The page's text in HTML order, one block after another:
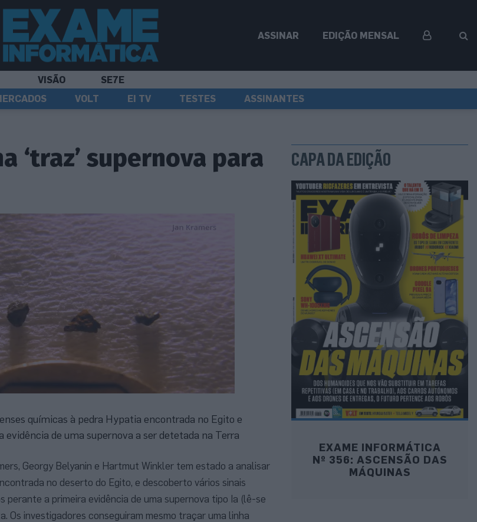
ASSINAR EDIÇÃO MENSAL
VISÃO
SE7E
VOLT EI TV TESTES ASSINANTES
‘traz’ supernova para
químicas à pedra Hypatia encontrada no Egito e
de uma supernova a ser detetada na Terra
Georgy Belyanin e Hartmut Winkler tem estado a analisar
no deserto do Egito, e descoberto vários sinais
perante a primeira evidência de uma supernova tipo Ia (lê-se
Os investigadores conseguiram mesmo traçar uma linha
CAPA DA EDIÇÃO
EXAME INFORMÁTICA
Nº 356: ASCENSÃO DAS
MÁQUINAS